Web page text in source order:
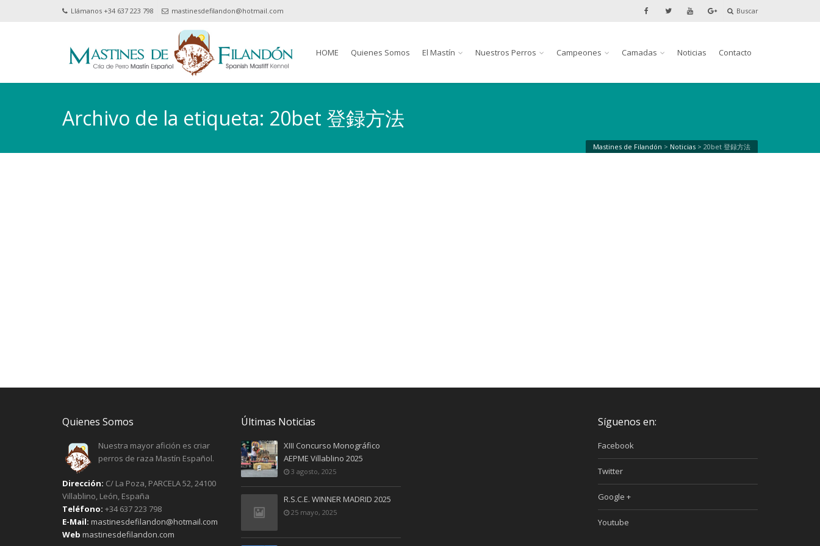
Llámanos +34 637 223 798 mastinesdefilandon@hotmail.com Buscar
HOME Quienes Somos El Mastín Nuestros Perros Campeones Camadas Noticias Contacto
Archivo de la etiqueta: 20bet 登録方法
Mastines de Filandón > Noticias > 20bet 登録方法
Quienes Somos
Nuestra mayor afición es criar
perros de raza Mastín Español.
Dirección: C/ La Poza, PARCELA 52, 24100
Villablino, León, España
Teléfono: +34 637 223 798
E-Mail: mastinesdefilandon@hotmail.com
Web mastinesdefilandon.com
Últimas Noticias
XIII Concurso Monográfico
AEPME Villablino 2025
3 agosto, 2025
R.S.C.E. WINNER MADRID 2025
25 mayo, 2025
Síguenos en:
Facebook
Twitter
Google +
Youtube